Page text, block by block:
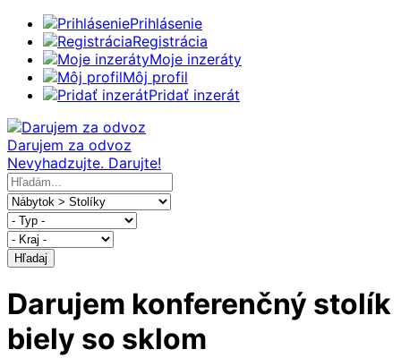
Prihlásenie
Registrácia
Moje inzeráty
Môj profil
Pridať inzerát
Darujem za odvoz
Nevyhadzujte. Darujte!
Hľadaj
Darujem konferenčný stolík
biely so sklom